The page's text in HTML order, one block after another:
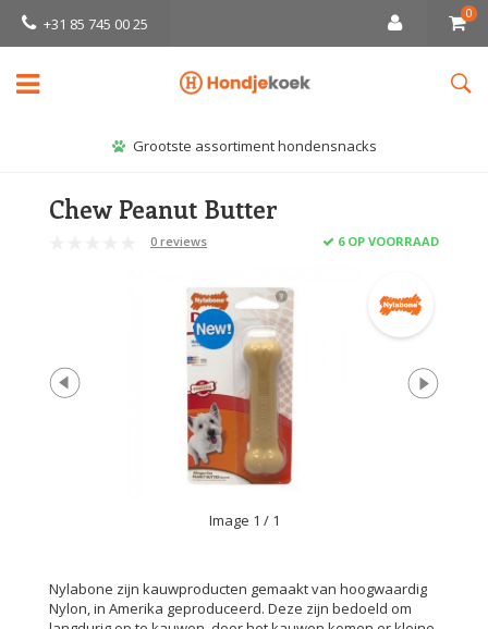
+31 85 745 00 25
0
Grootste assortiment hondensnacks
Chew Peanut Butter
0 reviews 6 OP VOORRAAD
Image 1 / 1
Nylabone zijn kauwproducten gemaakt van hoogwaardig
Nylon, in Amerika geproduceerd. Deze zijn bedoeld om